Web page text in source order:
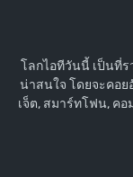
โลกไอทีวันนี้ เป็นที่
น่าสนใจ โดยจะคอย
เจ็ต, สมาร์ทโฟน, ค